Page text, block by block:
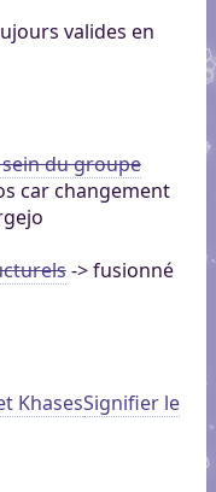
valides en
du groupe
car changement
-> fusionné
KhasesSignifier le